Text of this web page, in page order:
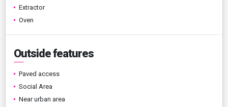
Extractor
Oven
Outside features
Paved access
Social Area
Near urban area